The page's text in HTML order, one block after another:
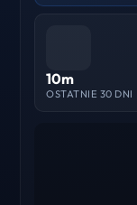
10m
OSTATNIE 30 DNI